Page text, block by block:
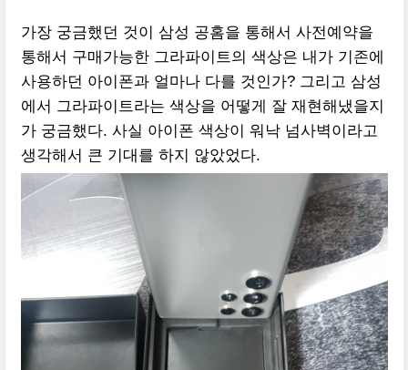
가장 궁금했던 것이 삼성 공홈을 통해서 사전예약을
통해서 구매가능한 그라파이트의 색상은 내가 기존에
사용하던 아이폰과 얼마나 다를 것인가? 그리고 삼성
에서 그라파이트라는 색상을 어떻게 잘 재현해냈을지
가 궁금했다. 사실 아이폰 색상이 워낙 넘사벽이라고
생각해서 큰 기대를 하지 않았었다.